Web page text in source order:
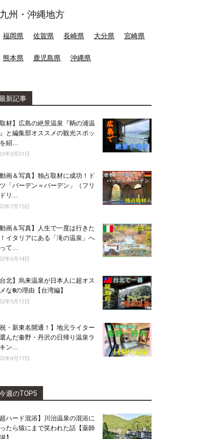
九州・沖縄地方
福岡県 佐賀県 長崎県 大分県 宮崎県
熊本県 鹿児島県 沖縄県
新記事
取材】広島の絶景温泉『鞆の浦温
と編集部オススメの観光スポッ
紹...
年3月31日
動画＆写真】独占取材に成功！ド
「バーデン＝バーデン」（フリ
リ...
年7月15日
動画＆写真】人生で一度は行きた
イタリアにある「滝の温泉」へ
て...
年6月14日
台北】烏来温泉が日本人に超オス
な8の理由【台湾編】
年5月13日
祝・新東名開通！】地元ライター
んだ秦野・丹沢の日帰り温泉ラ
ン...
年4月17日
週のTOP5
超ハード混浴】川治温泉の混浴に
たら猿にまで笑われた話【薬師